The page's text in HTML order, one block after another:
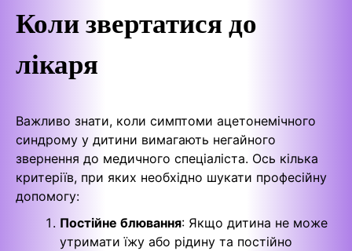
Коли звертатися до
лікаря
Важливо знати, коли симптоми ацетонемічного
синдрому у дитини вимагають негайного
звернення до медичного спеціаліста. Ось кілька
критеріїв, при яких необхідно шукати професійну
допомогу:
Постійне блювання: Якщо дитина не може
утримати їжу або рідину та постійно